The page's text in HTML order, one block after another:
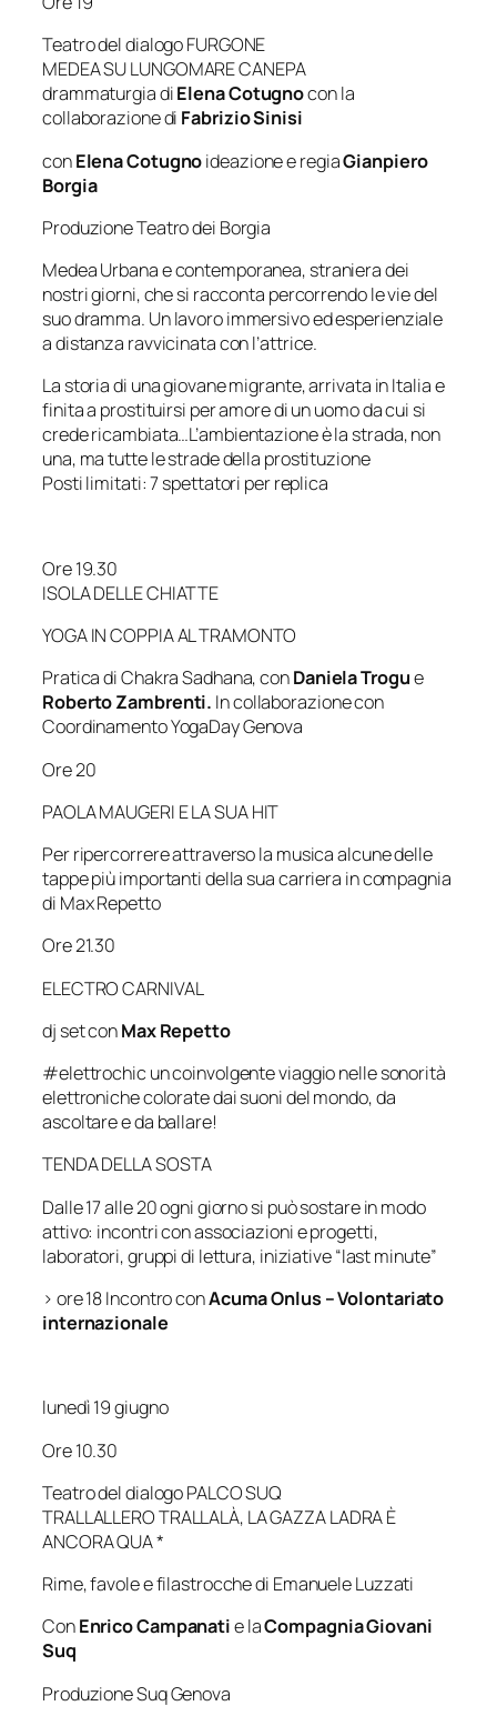
Teatro del dialogo FURGONE
MEDEA SU LUNGOMARE CANEPA
drammaturgia diElena Cotugnocon la
collaborazione di Fabrizio Sinisi
conElena Cotugnoideazione e regiaGianpiero
Borgia
Produzione Teatro dei Borgia
Medea Urbana e contemporanea, straniera dei
nostri giorni, che si racconta percorrendo le vie del
suo dramma. Un lavoro immersivo ed esperienziale
a distanza ravvicinata con l’attrice.
La storia di una giovane migrante, arrivata in Italia e
finita a prostituirsi per amore di un uomo da cui si
crede ricambiata…L’ambientazione è la strada, non
una, ma tutte le strade della prostituzione
Posti limitati: 7 spettatori per replica
Ore 19.30
ISOLA DELLE CHIATTE
YOGA IN COPPIA AL TRAMONTO
Pratica di Chakra Sadhana, conDaniela Trogue
Roberto Zambrenti. In collaborazione con
Coordinamento YogaDay Genova
Ore 20
PAOLA MAUGERI E LA SUA HIT
Per ripercorrere attraverso la musica alcune delle
tappe più importanti della sua carriera in compagnia
di Max Repetto
Ore 21.30
ELECTRO CARNIVAL
dj set conMax Repetto
#elettrochic un coinvolgente viaggio nelle sonorità
elettroniche colorate dai suoni del mondo, da
ascoltare e da ballare!
TENDA DELLA SOSTA
Dalle 17 alle 20 ogni giorno si può sostare in modo
attivo: incontri con associazioni e progetti,
laboratori, gruppi di lettura, iniziative “last minute”
> ore 18 Incontro conAcuma Onlus – Volontariato
internazionale
lunedì 19 giugno
Ore 10.30
Teatro del dialogo PALCO SUQ
TRALLALLERO TRALLALÀ, LA GAZZA LADRA È
ANCORA QUA *
Rime, favole e filastrocche di Emanuele Luzzati
ConEnrico Campanatie laCompagnia Giovani
Suq
Produzione Suq Genova